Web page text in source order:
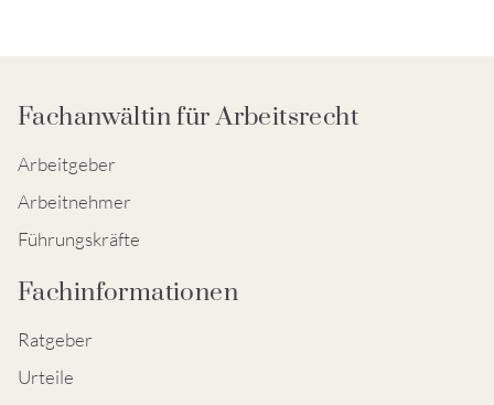
Fachanwältin für Arbeitsrecht
Arbeitgeber
Arbeitnehmer
Führungskräfte
Fachinformationen
Ratgeber
Urteile